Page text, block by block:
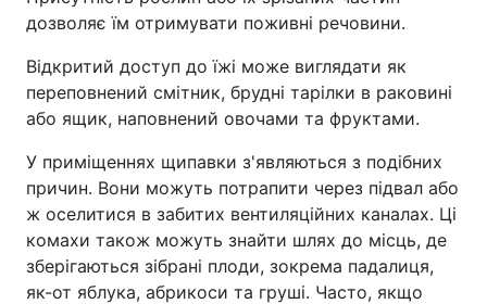
дозволяє їм отримувати поживні речовини.
Відкритий доступ до їжі може виглядати як
переповнений смітник, брудні тарілки в раковині
або ящик, наповнений овочами та фруктами.
У приміщеннях щипавки з'являються з подібних
причин. Вони можуть потрапити через підвал або
ж оселитися в забитих вентиляційних каналах. Ці
комахи також можуть знайти шлях до місць, де
зберігаються зібрані плоди, зокрема падалиця,
як-от яблука, абрикоси та груші. Часто, якщо